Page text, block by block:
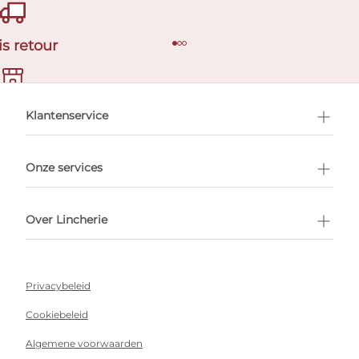
retour
afspraak
Klantenservice
Onze services
Over Lincherie
Privacybeleid
Cookiebeleid
Algemene voorwaarden